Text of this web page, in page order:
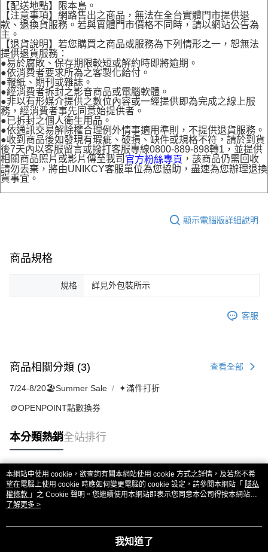
【配送地點】限本島。
【注意事項】網路售出之商品，無法在全台實體門市提供退
款、退換貨服務。若與實體門市價格不同時，請以網站公告為
主。
【退貨說明】若您購買之商品或服務為下列情形之一，恕無法
提供退貨服務：
●易於腐敗、保存期限較短或解約時即將逾期。
●依消費者要求所為之客製化給付。
●報紙、期刊或雜誌。
●經消費者拆封之影音商品或電腦軟體。
●非以有形媒介提供之數位內容或一經提供即為完成之線上服
務，經消費者事先同意始提供者。
●已拆封之個人衛生用品。
●依通訊交易解除權合理例外情事適用準則，不提供退貨服務。
●收到商品後如發現有瑕疵、破損、缺件或規格不符，請於到貨
後7天內以客服留言或撥打客服專線0800-889-898轉1，並提供
相關商品照片或影片傳至我司 官方粉絲專頁 ，該商品仍需回收
請勿丟棄，將由UNIKCY客服單位為您協助，盡速為您辦理退換
貨事宜。
顯示電腦版詳細說明
商品規格
規格 詳見外包裝所示
客服
商品相關分類 (3) 查看全部
7/24-8/20🏖️Summer Sale ✦滿件打折
🪙OPENPOINT點數換券
本分類熱銷全站排行
熱門標籤
本網站中使用 cookie，欲查詢有關本網站使用 cookie 方式之詳情，及若您不希
望在電腦上使用 cookie 時應如何變更電腦的 cookie 設定，請參閱本網站「 隱私
權條款 」之 Cookie 聲明。您繼續使用本網站即表示您同意本公司得按本網站使
用條款之 Cookie 聲明使用 cookie。
了解更多 >
我知道了